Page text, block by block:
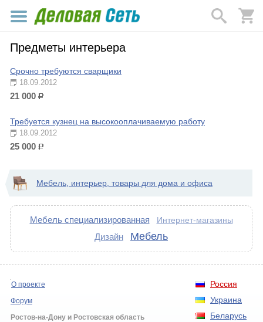
Предметы интерьера
Срочно требуются сварщики
18.09.2012
21 000 р.
Требуется кузнец на высокооплачиваемую работу
18.09.2012
25 000 р.
Мебель, интерьер, товары для дома и офиса
Мебель специализированная Интернет-магазины
Дизайн Мебель
Россия
Украина
Беларусь
О проекте
Форум
Ростов-на-Дону и Ростовская область